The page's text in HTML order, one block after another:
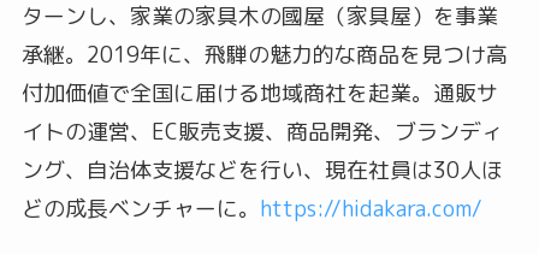
ターンし、家業の家具木の國屋（家具屋）を事業
承継。2019年に、飛騨の魅力的な商品を見つけ高
付加価値で全国に届ける地域商社を起業。通販サ
イトの運営、EC販売支援、商品開発、ブランディ
ング、自治体支援などを行い、現在社員は30人ほ
どの成長ベンチャーに。 https://hidakara.com/